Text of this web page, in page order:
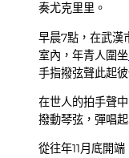
奏尤克里里。
早晨7點，在武漢
室內，年青人圍坐
手指撥弦聲此起彼
在世人的拍手聲
撥動琴弦，彈唱
從往年11月底開